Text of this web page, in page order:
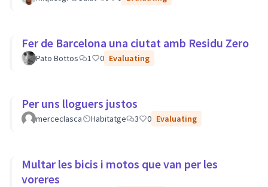
Fer de Barcelona una ciutat amb Residu Zero
Pato Bottos 1 0 Evaluating
Per uns lloguers justos
merceclasca Habitatge 3 0 Evaluating
Multar les bicis i motos que van per les
voreres